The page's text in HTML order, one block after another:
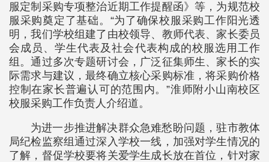
服定制采购专项整治近期工作提醒函》等，为规范校
服采购奠定了基础。“为了确保校服采购工作阳光透
明，我们学校组建了由校领导、教师代表、家长委员
会成员、学生代表及社会代表构成的校服选用工作
组。通过多次专题研讨会，广泛征集师生、家长的实
际需求与建议，最终确立核心采购标准，将采购价格
控制在家长普遍认可的范围内。”淮师附小山南校区
校服采购工作负责人介绍道。
为进一步推进解决群众急难愁盼问题，驻市教体
局纪检监察组通过深入学校一线，加强对学生情况的
了解，督促学校要将关爱学生成长放在首位，针对家